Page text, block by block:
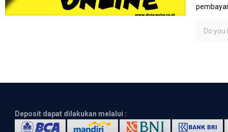
Do you
Deposit dapat dilakukan melalui :